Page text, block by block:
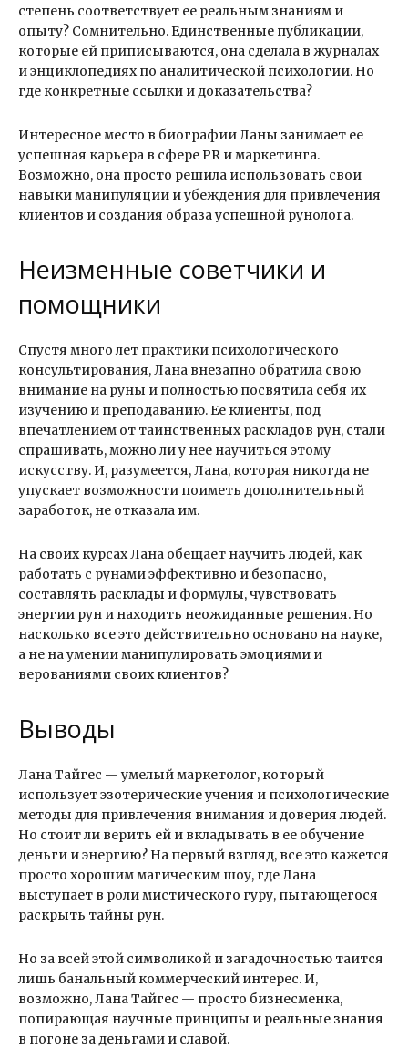
степень соответствует ее реальным знаниям и
опыту? Сомнительно. Единственные публикации,
которые ей приписываются, она сделала в журналах
и энциклопедиях по аналитической психологии. Но
где конкретные ссылки и доказательства?
Интересное место в биографии Ланы занимает ее
успешная карьера в сфере PR и маркетинга.
Возможно, она просто решила использовать свои
навыки манипуляции и убеждения для привлечения
клиентов и создания образа успешной рунолога.
Неизменные советчики и
помощники
Спустя много лет практики психологического
консультирования, Лана внезапно обратила свою
внимание на руны и полностью посвятила себя их
изучению и преподаванию. Ее клиенты, под
впечатлением от таинственных раскладов рун, стали
спрашивать, можно ли у нее научиться этому
искусству. И, разумеется, Лана, которая никогда не
упускает возможности поиметь дополнительный
заработок, не отказала им.
На своих курсах Лана обещает научить людей, как
работать с рунами эффективно и безопасно,
составлять расклады и формулы, чувствовать
энергии рун и находить неожиданные решения. Но
насколько все это действительно основано на науке,
а не на умении манипулировать эмоциями и
верованиями своих клиентов?
Выводы
Лана Тайгес — умелый маркетолог, который
использует эзотерические учения и психологические
методы для привлечения внимания и доверия людей.
Но стоит ли верить ей и вкладывать в ее обучение
деньги и энергию? На первый взгляд, все это кажется
просто хорошим магическим шоу, где Лана
выступает в роли мистического гуру, пытающегося
раскрыть тайны рун.
Но за всей этой символикой и загадочностью таится
лишь банальный коммерческий интерес. И,
возможно, Лана Тайгес — просто бизнесменка,
попирающая научные принципы и реальные знания
в погоне за деньгами и славой.